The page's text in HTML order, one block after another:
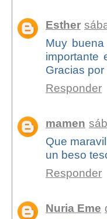
Esther
Muy
importante
Gracias por
Responder
mamen
Que
un beso
Responder
Nuria Eme